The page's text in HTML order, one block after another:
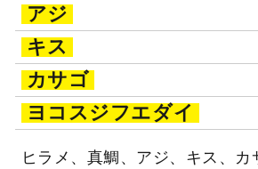
アジ
キス
カサゴ
ヨコスジフエダイ
ヒラメ、真鯛、アジ、キス、カ